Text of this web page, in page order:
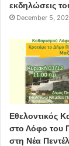
εκδηλώσεις
December 5,
Εθελοντικός
στο Λόφο του
στη Νέα